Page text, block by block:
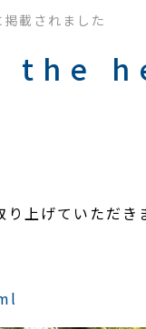
載されました
the
上げていただき